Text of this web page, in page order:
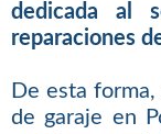
dedicada al
reparaciones
De esta
de garaje en